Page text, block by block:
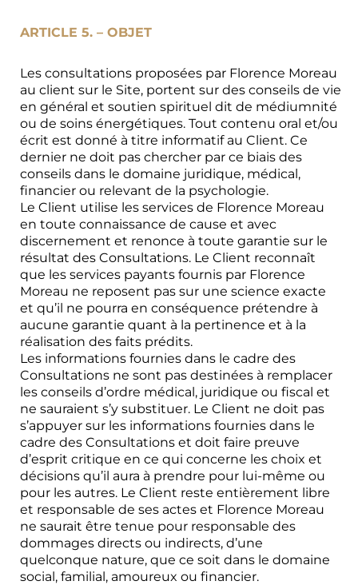
ARTICLE 5. – OBJET
Les consultations proposées par Florence Moreau
au client sur le Site, portent sur des conseils de vie
en général et soutien spirituel dit de médiumnité
ou de soins énergétiques. Tout contenu oral et/ou
écrit est donné à titre informatif au Client. Ce
dernier ne doit pas chercher par ce biais des
conseils dans le domaine juridique, médical,
financier ou relevant de la psychologie.
Le Client utilise les services de Florence Moreau
en toute connaissance de cause et avec
discernement et renonce à toute garantie sur le
résultat des Consultations. Le Client reconnaît
que les services payants fournis par Florence
Moreau ne reposent pas sur une science exacte
et qu’il ne pourra en conséquence prétendre à
aucune garantie quant à la pertinence et à la
réalisation des faits prédits.
Les informations fournies dans le cadre des
Consultations ne sont pas destinées à remplacer
les conseils d’ordre médical, juridique ou fiscal et
ne sauraient s’y substituer. Le Client ne doit pas
s’appuyer sur les informations fournies dans le
cadre des Consultations et doit faire preuve
d’esprit critique en ce qui concerne les choix et
décisions qu’il aura à prendre pour lui-même ou
pour les autres. Le Client reste entièrement libre
et responsable de ses actes et Florence Moreau
ne saurait être tenue pour responsable des
dommages directs ou indirects, d’une
quelconque nature, que ce soit dans le domaine
social, familial, amoureux ou financier.